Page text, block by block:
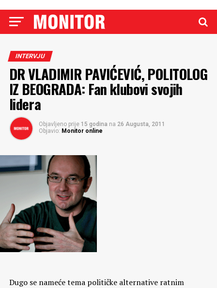
INTERVJU
DR VLADIMIR PAVIĆEVIĆ, POLITOLOG
IZ BEOGRADA: Fan klubovi svojih
lidera
Objavljeno prije 15 godina na 26 Augusta, 2011
Objavio: Monitor online
Dugo se nameće tema političke alternative ratnim